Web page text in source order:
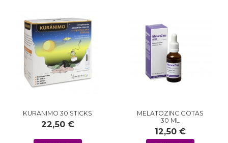
KURANIMO 30 STICKS
22,50 €
MELATOZINC GOTAS
30 ML
12,50 €